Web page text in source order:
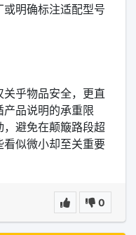
明确标注适配型号
乎物品安全，更直
品说明的承重限
避免在颠簸路段超
似微小却至关重要
0